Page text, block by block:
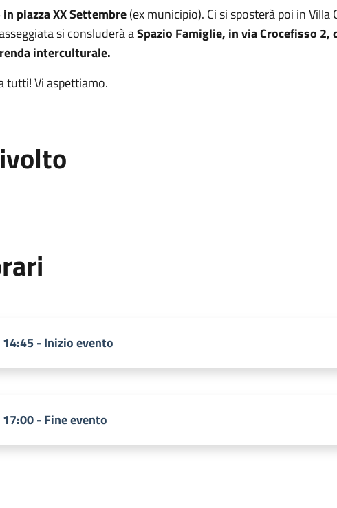
piazza XX Settembre(ex municipio). Ci si sposterà poi in Villa
si consluderà aSpazio Famiglie, in via Crocefisso 2,
interculturale.
tutti! Vi aspettiamo.
14:45 - Inizio evento
17:00 - Fine evento